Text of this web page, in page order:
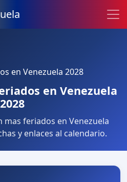
en Venezuela 2028
en Venezuela
2028
mas feriados en Venezuela
y enlaces al calendario.